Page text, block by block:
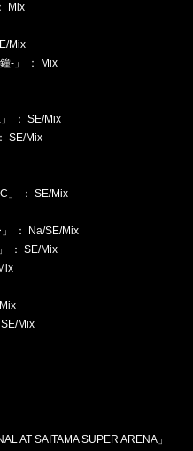
Mix
Mix
-」 ： Mix
： SE/Mix
SE/Mix
」 ： SE/Mix
： Na/SE/Mix
： SE/Mix
Mix
AT SAITAMA SUPER ARENA」